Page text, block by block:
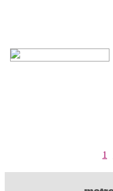
1